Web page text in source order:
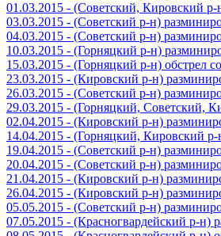
01.03.2015 - (Советский, Кировский
03.03.2015 - (Советский р-н)
04.03.2015 - (Советский р-н)
10.03.2015 - (Горняцкий р-н)
15.03.2015 - (Горняцкий р-н) обстрел
23.03.2015 - (Кировский р-н)
26.03.2015 - (Советский р-н)
29.03.2015 - (Горняцкий, Советский,
02.04.2015 - (Кировский р-н)
14.04.2015 - (Горняцкий, Кировский
19.04.2015 - (Советский р-н)
20.04.2015 - (Советский р-н)
21.04.2015 - (Кировский р-н)
26.04.2015 - (Кировский р-н)
05.05.2015 - (Советский р-н)
07.05.2015 - (Красногвардейский р-н)